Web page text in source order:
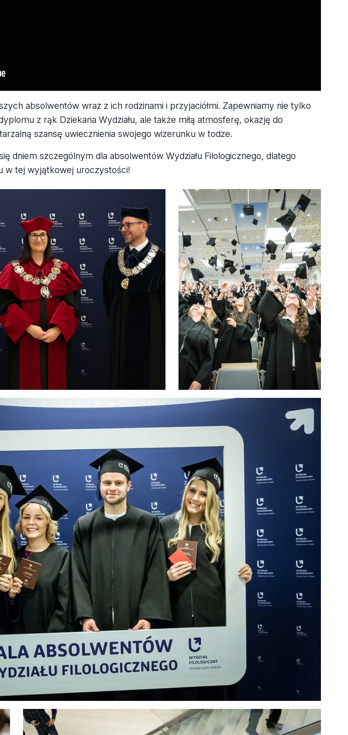
absolwentów wraz z ich rodzinami i przyjaciółmi. Zapewniamy nie tylko
z rąk Dziekana Wydziału, ale także miłą atmosferę, okazję do
szansę uwiecznienia swojego wizerunku w todze.
dniem szczególnym dla absolwentów Wydziału Filologicznego, dlatego
w tej wyjątkowej uroczystości!